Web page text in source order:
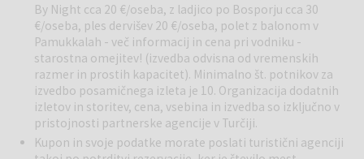
iz zemlje, kot ogromne gobe, medtem ko vas v stene vklesane hiše
in elegantni hoteli opazujejo z vseh strani. Prvi pribežniki so se na
tem področju naselili v 7 st. Kasneje so jim sledili menihi, ki so tu
izdolbli cerkve, kapele in samostane. Popoldan možna udeležba na
fakultativnem izletu (za plačilo). Večerja in nočitev na območju
Kapadokije.
5. dan:
Göreme – Uchisar. Zajtrk. Danes se nam pridružite pri
ogledu Göreme, kjer si boste ogledali podzemno jamsko cerkev, ki
By Night cca 20 €/oseba, z ladjico po Bosporju cca 30
€/oseba, ples dervišev 20 €/oseba, polet z balonom v
Pamukkalah - več informacij in cena pri vodniku -
starostna omejitev! (izvedba odvisna od vremenskih
razmer in prostih kapacitet). Minimalno št. potnikov za
izvedbo posamičnega izleta je 10. Organizacija dodatnih
izletov in storitev, cena, vsebina in izvedba so izključno v
pristojnosti partnerske agencije v Turčiji.
Kupon in svoje podatke morate poslati turistični agenciji